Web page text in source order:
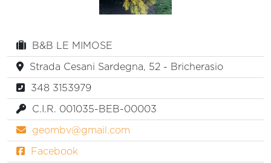
B&B LE MIMOSE
Strada Cesani Sardegna, 52 - Bricherasio
348 3153979
C.I.R. 001035-BEB-00003
geombv@gmail.com
Facebook